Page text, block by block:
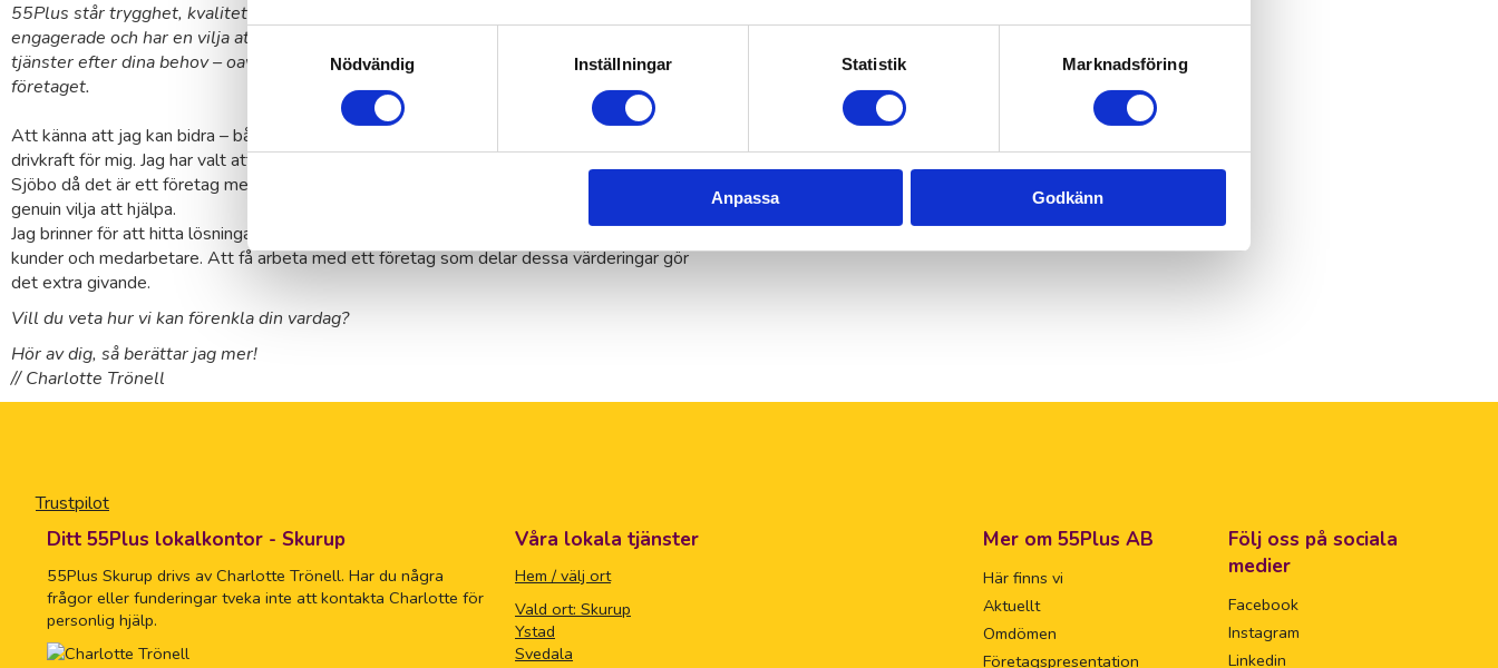
Samtyckesval
Nödvändig
Inställningar Statistik Marknadsföring
Anpassa Godkänn
55Plus står trygghet, kvalitet och omtanke i fokus. Våra medarbetare är erfarna,
engagerade och har en vilja att göra skillnad i stort som smått. Vi anpassar våra
tjänster efter dina behov – oavsett om det handlar om hemmet, trädgården eller
företaget.
Att känna att jag kan bidra – både i stort och smått – och verkligen göra nytta, är en stark
drivkraft för mig. Jag har valt att ta över 55Plus verksamhet i Skurup, Ystad, Svedala och
Sjöbo då det är ett företag med sunda värderingar, har hjärtat på rätta stället och en
genuin vilja att hjälpa.
Jag brinner för att hitta lösningar som förenklar vardagen och skapar trygghet för både
kunder och medarbetare. Att få arbeta med ett företag som delar dessa värderingar gör
det extra givande.
Vill du veta hur vi kan förenkla din vardag?
Hör av dig, så berättar jag mer!
// Charlotte Trönell
Trustpilot
Ditt 55Plus lokalkontor - Skurup
55Plus Skurup drivs av Charlotte Trönell. Har du några
frågor eller funderingar tveka inte att kontakta Charlotte för
personlig hjälp.
Våra lokala tjänster
Hem / välj ort
Vald ort: Skurup
Ystad
Svedala
Mer om 55Plus AB
Här finns vi
Aktuellt
Omdömen
Företagspresentation
Följ oss på sociala
medier
Facebook
Instagram
Linkedin